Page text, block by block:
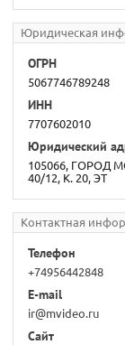
Юридическая
ОГРН
5067746789248
ИНН
7707602010
Юридический
105066, ГОРОД
40/12, К. 20, ЭТ
Контактная
Телефон
+74956442848
E-mail
ir@mvideo.ru
Сайт